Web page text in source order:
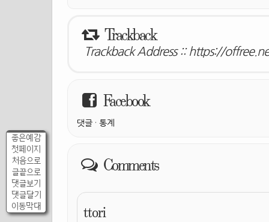
좋은예감
첫페이지
처음으로
글끝으로
댓글보기
댓글달기
이동막대
Trackback
Trackback Address :: https://
Facebook
댓글 · 통계
Comments
ttori